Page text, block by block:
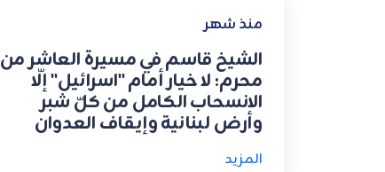
منذ شهر
الشيخ قاسم في مسيرة العاشر من
محرم: لا خيار أمام "اسرائيل" إلّا
الانسحاب الكامل من كلّ شبر
وأرض لبنانية وإيقاف العدوان
المزيد